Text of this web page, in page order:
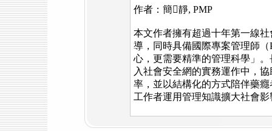
作者：簡靜, PMP
本文作者擁有超過十年第一線
導，同時具備國際專案管理師
心，更需要精準的管理科學」
入社會安全網的實務運作中，
率，並以結構化的方式陪伴藥
工作者運用管理知識擴大社會影